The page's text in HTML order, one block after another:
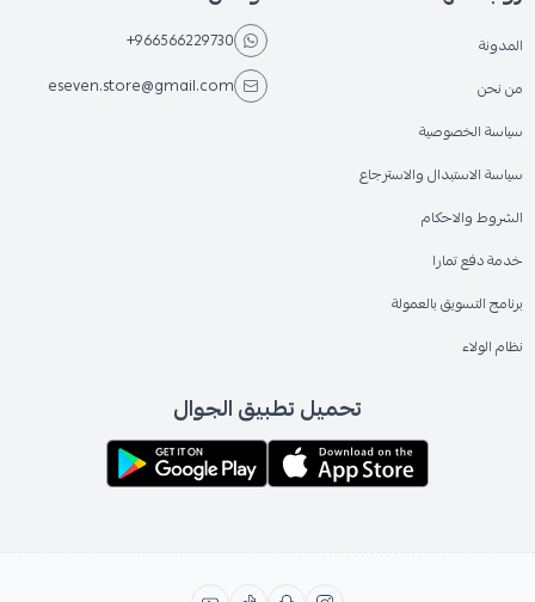
المدونة
من نحن
سياسة الخصوصية
سياسة الاستبدال والاسترجاع
الشروط والاحكام
خدمة دفع تمارا
برنامج التسويق بالعمولة
نظام الولاء
+966566229730
eseven.store@gmail.com
تحميل تطبيق الجوال